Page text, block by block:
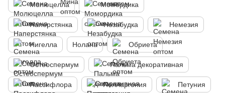
Молюцелла Момордика
Наперстянка Незабудка Немезия
Нигелла Нолана Обриета
Остеоспермум Пальма декоративная
Пассифлора Пелларгония Петуния